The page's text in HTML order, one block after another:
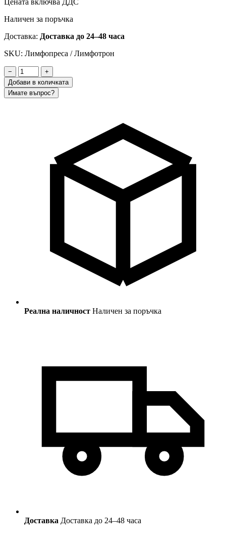
Наличен за поръчка
Доставка: Доставка до 24–48 часа
SKU: Лимфопреса / Лимфотрон
−
+
Добави в количката
Имате въпрос?
Реална наличност Наличен за поръчка
Доставка Доставка до 24–48 часа